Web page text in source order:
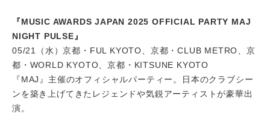
『MUSIC AWARDS JAPAN 2025 OFFICIAL PARTY MAJ
NIGHT PULSE』
05/21（水）京都・FUL KYOTO、京都・CLUB METRO、京
都・WORLD KYOTO、京都・KITSUNE KYOTO
『MAJ』主催のオフィシャルパーティー。日本のクラブシー
ンを築き上げてきたレジェンドや気鋭アーティストが豪華出
演。